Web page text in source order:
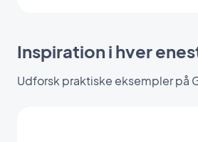
Inspiration i hver
Udforsk praktiske eksempler på